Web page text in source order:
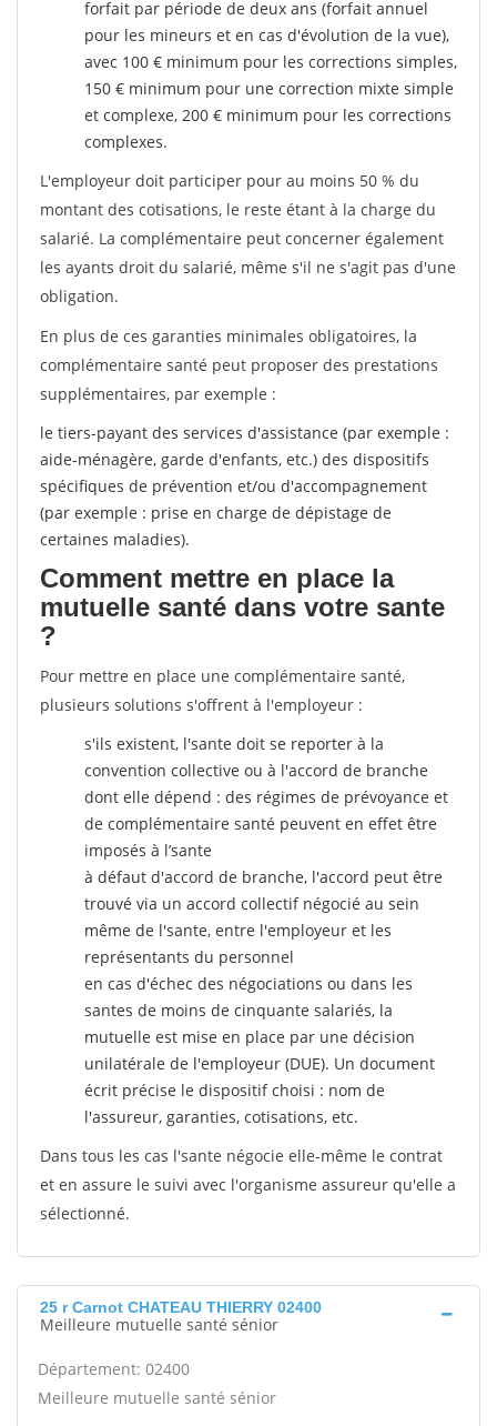
forfait par période de deux ans (forfait annuel
pour les mineurs et en cas d'évolution de la vue),
avec 100 € minimum pour les corrections simples,
150 € minimum pour une correction mixte simple
et complexe, 200 € minimum pour les corrections
complexes.
L'employeur doit participer pour au moins 50 % du
montant des cotisations, le reste étant à la charge du
salarié. La complémentaire peut concerner également
les ayants droit du salarié, même s'il ne s'agit pas d'une
obligation.
En plus de ces garanties minimales obligatoires, la
complémentaire santé peut proposer des prestations
supplémentaires, par exemple :
le tiers-payant des services d'assistance (par exemple :
aide-ménagère, garde d'enfants, etc.) des dispositifs
spécifiques de prévention et/ou d'accompagnement
(par exemple : prise en charge de dépistage de
certaines maladies).
Comment mettre en place la
mutuelle santé dans votre sante
?
Pour mettre en place une complémentaire santé,
plusieurs solutions s'offrent à l'employeur :
s'ils existent, l'sante doit se reporter à la
convention collective ou à l'accord de branche
dont elle dépend : des régimes de prévoyance et
de complémentaire santé peuvent en effet être
imposés à l’sante
à défaut d'accord de branche, l'accord peut être
trouvé via un accord collectif négocié au sein
même de l'sante, entre l'employeur et les
représentants du personnel
en cas d'échec des négociations ou dans les
santes de moins de cinquante salariés, la
mutuelle est mise en place par une décision
unilatérale de l'employeur (DUE). Un document
écrit précise le dispositif choisi : nom de
l'assureur, garanties, cotisations, etc.
Dans tous les cas l'sante négocie elle-même le contrat
et en assure le suivi avec l'organisme assureur qu'elle a
sélectionné.
25 r Carnot CHATEAU THIERRY 02400
Meilleure mutuelle santé sénior
Département: 02400
Meilleure mutuelle santé sénior